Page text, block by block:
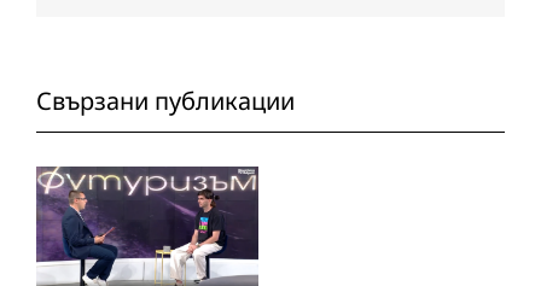
Свързани публикации